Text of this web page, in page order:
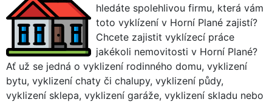
hledáte spolehlivou firmu, která vám
toto vyklízení v Horní Plané zajistí?
Chcete zajistit vyklízecí práce
jakékoli nemovitosti v Horní Plané?
Ať už se jedná o vyklizení rodinného domu, vyklizení
bytu, vyklizení chaty či chalupy, vyklizení půdy,
vyklizení sklepa, vyklizení garáže, vyklizení skladu nebo